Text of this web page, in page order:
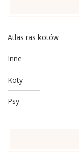
Atlas ras kotów
Inne
Koty
Psy